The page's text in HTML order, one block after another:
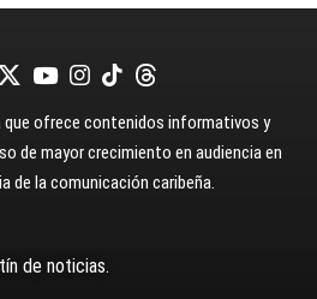
ofrece contenidos informativos y
de mayor crecimiento en audiencia en
de la comunicación caribeña.
de noticias.